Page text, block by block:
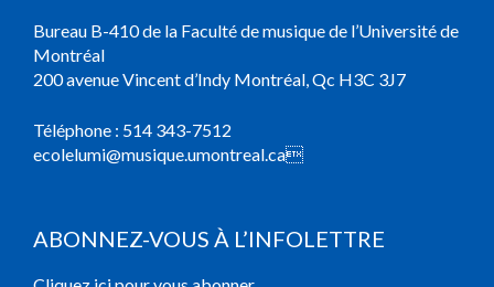
Bureau B-410 de la Faculté de musique de l’Université de
Montréal
200 avenue Vincent d’Indy Montréal, Qc H3C 3J7
Téléphone : 514 343-7512
ecolelumi@musique.umontreal.ca
ABONNEZ-VOUS À L’INFOLETTRE